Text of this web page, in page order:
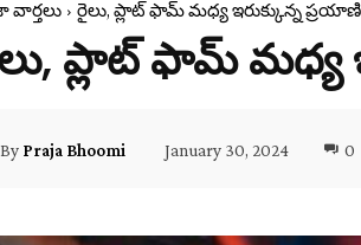
రైలు, ప్లాట్ ఫామ్ మధ్య ఇరుక్కున్న
ప్లాట్ ఫామ్ మధ్య
By Praja Bhoomi January 30, 2024 0